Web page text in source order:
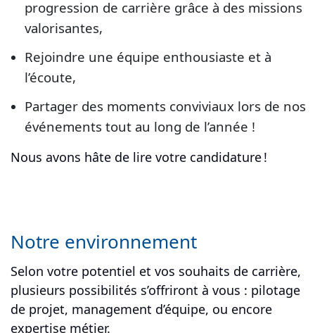
progression de carrière grâce à des missions
valorisantes,
Rejoindre une équipe enthousiaste et à
l’écoute,
Partager des moments conviviaux lors de nos
événements tout au long de l’année !
Nous avons hâte de lire votre candidature !
Notre environnement
Selon votre potentiel et vos souhaits de carrière,
plusieurs possibilités s’offriront à vous : pilotage
de projet, management d’équipe, ou encore
expertise métier.